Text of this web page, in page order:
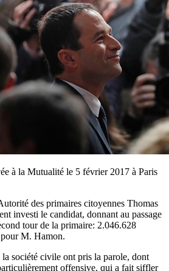
à la Mutualité le 5 février 2017 à Paris
des primaires citoyennes Thomas
investi le candidat, donnant au passage
tour de la primaire: 2.046.628
M. Hamon.
la société civile ont pris la parole, dont
offensive, qui a fait siffler